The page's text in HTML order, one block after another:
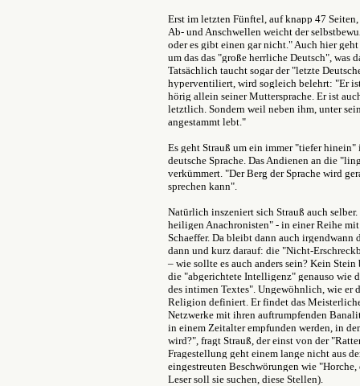
Erst im letzten Fünftel, auf knapp 47
Ab- und Anschwellen weicht der
oder es gibt einen gar nicht." Auch hier
um das das "große herrliche Deutsch", was
Tatsächlich taucht sogar der "letzte
hyperventiliert, wird sogleich belehrt: "Er
hörig allein seiner Muttersprache. Er ist
letztlich. Sondern weil neben ihm, unter
angestammt lebt."
Es geht Strauß um ein immer "tiefer
deutsche Sprache. Das Andienen an die
verkümmert. "Der Berg der Sprache wird
sprechen kann".
Natürlich inszeniert sich Strauß auch
heiligen Anachronisten" - in einer Reihe
Schaeffer. Da bleibt dann auch irgendwann
dann und kurz darauf: die "Nicht-
– wie sollte es auch anders sein? Kein
die "abgerichtete Intelligenz" genauso wie
des intimen Textes". Ungewöhnlich, wie er
Religion definiert. Er findet das
Netzwerke mit ihren auftrumpfenden
in einem Zeitalter empfunden werden, in
wird?", fragt Strauß, der einst von der
Fragestellung geht einem lange nicht aus
eingestreuten Beschwörungen wie
Leser soll sie suchen, diese Stellen).